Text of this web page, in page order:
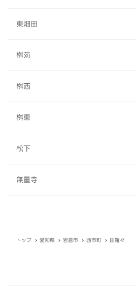
東畑田
桝苅
桝西
桝東
松下
無量寺
トップ 愛知県 岩倉市 西市町 田羅々